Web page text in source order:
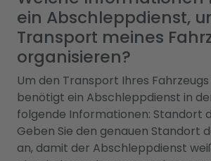
ein Abschleppdienst,
Transport meines
organisieren?
Um den Transport Ihres
benötigt ein Abschleppdienst in
folgende Informationen: Standort
Geben Sie den genauen Standort
an, damit der Abschleppdienst